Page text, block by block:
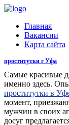
Главная
Вакансии
Карта сайта
проститутки г Уфа
Самые красивые
именно здесь.
проститутки в
момент,
мужчин в своих
досуг